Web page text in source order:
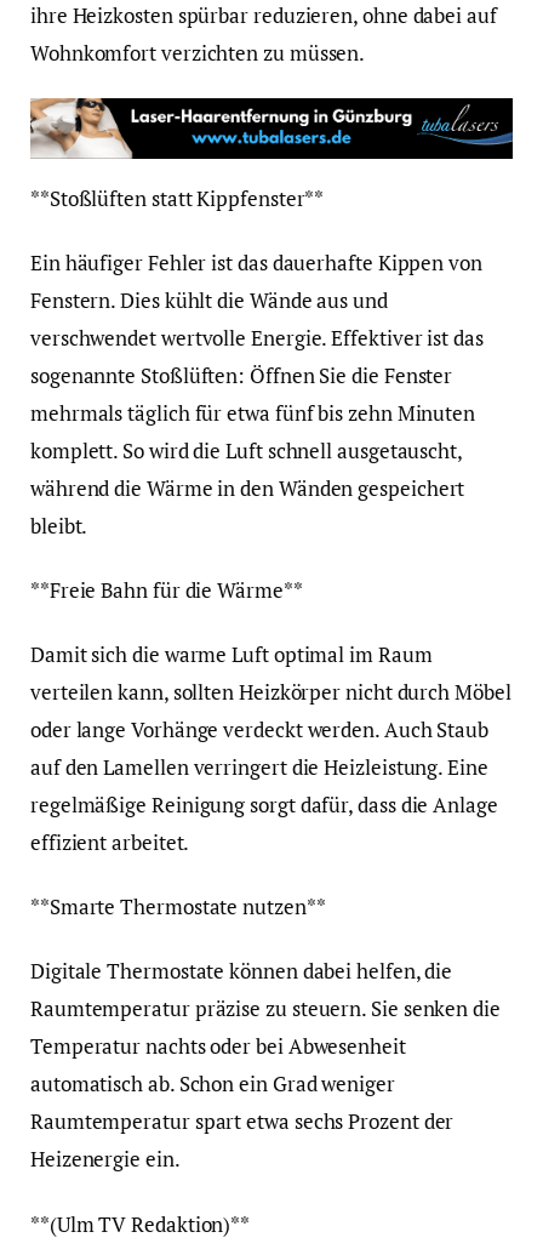
ihre Heizkosten spürbar reduzieren, ohne dabei auf
Wohnkomfort verzichten zu müssen.
**Stoßlüften statt Kippfenster**
Ein häufiger Fehler ist das dauerhafte Kippen von
Fenstern. Dies kühlt die Wände aus und
verschwendet wertvolle Energie. Effektiver ist das
sogenannte Stoßlüften: Öffnen Sie die Fenster
mehrmals täglich für etwa fünf bis zehn Minuten
komplett. So wird die Luft schnell ausgetauscht,
während die Wärme in den Wänden gespeichert
bleibt.
**Freie Bahn für die Wärme**
Damit sich die warme Luft optimal im Raum
verteilen kann, sollten Heizkörper nicht durch Möbel
oder lange Vorhänge verdeckt werden. Auch Staub
auf den Lamellen verringert die Heizleistung. Eine
regelmäßige Reinigung sorgt dafür, dass die Anlage
effizient arbeitet.
**Smarte Thermostate nutzen**
Digitale Thermostate können dabei helfen, die
Raumtemperatur präzise zu steuern. Sie senken die
Temperatur nachts oder bei Abwesenheit
automatisch ab. Schon ein Grad weniger
Raumtemperatur spart etwa sechs Prozent der
Heizenergie ein.
**(Ulm TV Redaktion)**